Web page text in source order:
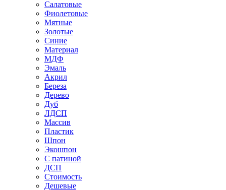
Салатовые
Фиолетовые
Мятные
Золотые
Синие
Материал
МДФ
Эмаль
Акрил
Береза
Дерево
Дуб
ЛДСП
Массив
Пластик
Шпон
Экошпон
С патиной
ДСП
Стоимость
Дешевые